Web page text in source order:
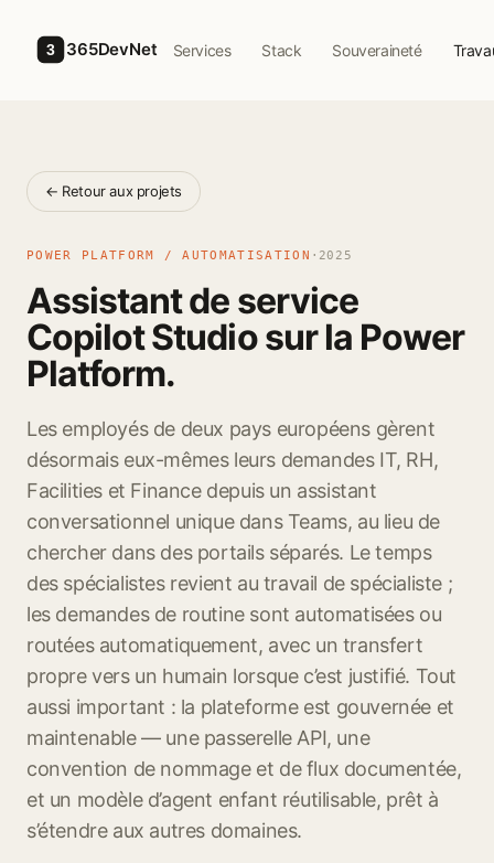
3 365DevNet Services Stack Souveraineté
← Retour aux projets
POWER PLATFORM / AUTOMATISATION · 2025
Assistant de service
Copilot Studio sur la Power
Platform.
Les employés de deux pays européens gèrent
désormais eux-mêmes leurs demandes IT, RH,
Facilities et Finance depuis un assistant
conversationnel unique dans Teams, au lieu de
chercher dans des portails séparés. Le temps
des spécialistes revient au travail de spécialiste ;
les demandes de routine sont automatisées ou
routées automatiquement, avec un transfert
propre vers un humain lorsque c’est justifié. Tout
aussi important : la plateforme est gouvernée et
maintenable — une passerelle API, une
convention de nommage et de flux documentée,
et un modèle d’agent enfant réutilisable, prêt à
s’étendre aux autres domaines.